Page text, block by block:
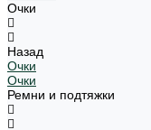
Очки
Назад
Очки
Очки
Ремни и подтяжки